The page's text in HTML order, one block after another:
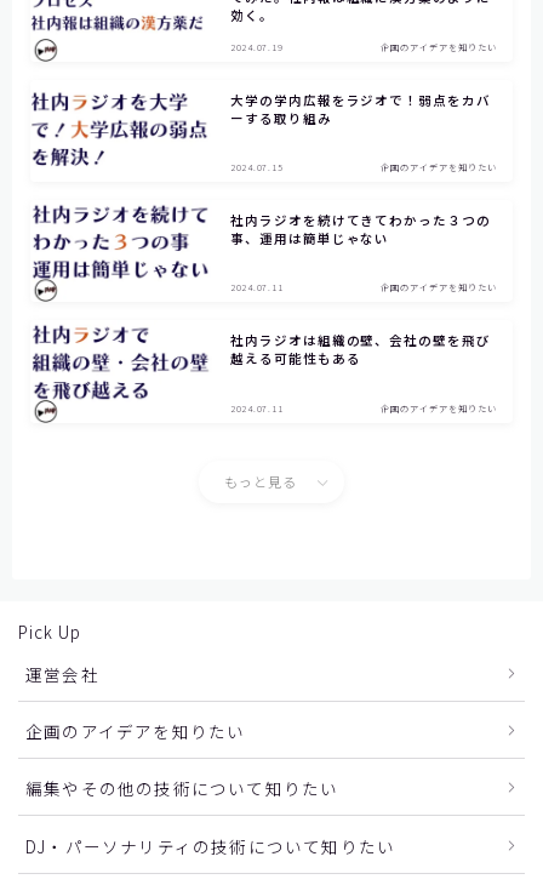
効く。
2024.07.19 企画のアイデアを知りたい
大学の学内広報をラジオで！弱点をカバ
ーする取り組み
2024.07.15 企画のアイデアを知りたい
社内ラジオを続けてきてわかった３つの
事、運用は簡単じゃない
2024.07.11 企画のアイデアを知りたい
社内ラジオは組織の壁、会社の壁を飛び
越える可能性もある
2024.07.11 企画のアイデアを知りたい
もっと見る
Pick Up
運営会社
企画のアイデアを知りたい
編集やその他の技術について知りたい
DJ・パーソナリティの技術について知りたい